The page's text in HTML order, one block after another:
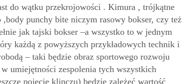
do wątku przekrojowości . Kimura , trójkątne
punchy bite niczym rasowy bokser, czy też
jak tajski bokser –a wszystko to w jednym
każdą z powyższych przykładowych technik i
– taki będzie obraz sportowego rozwoju
umiejętności zespolenia tych wszystkich
pojęcie klinczu) będzie zależeć wartość